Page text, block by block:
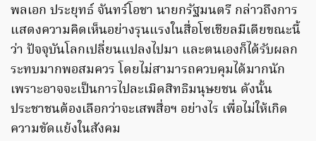
พลเอก ประยุทธ์ จันทร์โอชา นายกรัฐมนตรี กล่าวถึงการ
แสดงความคิดเห็นอย่างรุนแรงในสื่อโซเชียลมีเดียขณะนี้
ว่า ปัจจุบันโลกเปลี่ยนแปลงไปมา และตนเองก็ได้รับผลก
ระทบมากพอสมควร โดยไม่สามารถควบคุมได้มากนัก
เพราะอาจจะเป็นการไปละเมิดสิทธิมนุษยชน ดังนั้น
ประชาชนต้องเลือกว่าจะเสพสื่อฯ อย่างไร เพื่อไม่ให้เกิด
ความขัดแย้งในสังคม